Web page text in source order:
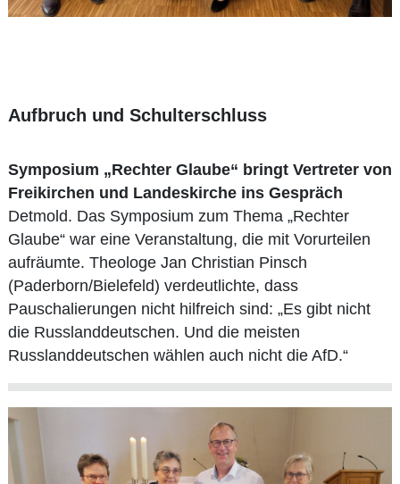
Aufbruch und Schulterschluss
Symposium „Rechter Glaube“ bringt Vertreter von
Freikirchen und Landeskirche ins Gespräch
Detmold. Das Symposium zum Thema „Rechter
Glaube“ war eine Veranstaltung, die mit Vorurteilen
aufräumte. Theologe Jan Christian Pinsch
(Paderborn/Bielefeld) verdeutlichte, dass
Pauschalierungen nicht hilfreich sind: „Es gibt nicht
die Russlanddeutschen. Und die meisten
Russlanddeutschen wählen auch nicht die AfD.“